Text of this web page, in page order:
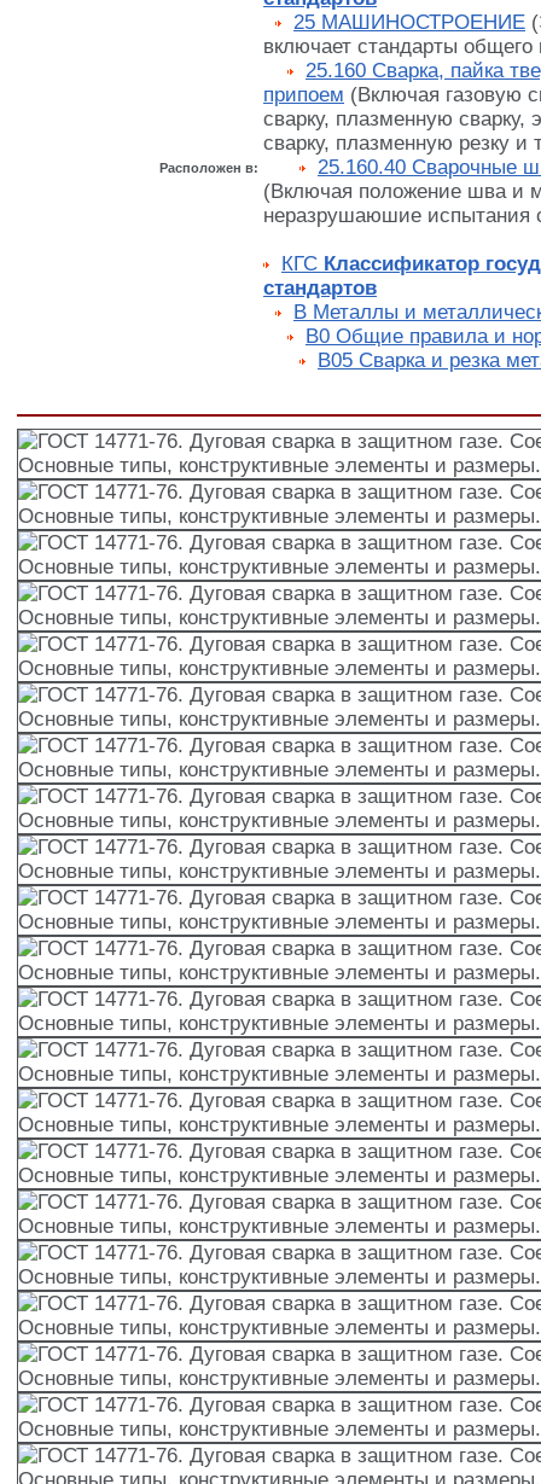
Расположен в:
25 МАШИНОСТРОЕНИЕ
включает стандарты общего
25.160 Сварка, пайка
припоем (Включая газовую
сварку, плазменную сварку,
сварку, плазменную резку и
25.160.40 Сварочные
(Включая положение шва и
неразрушаюшие испытания
КГС Классификатор
стандартов
В Металлы и
В0 Общие правила и
В05 Сварка и резка